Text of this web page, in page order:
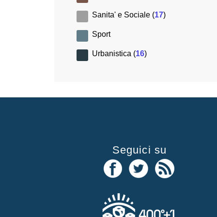
Sanita' e Sociale (17)
Sport
Urbanistica (16)
Seguici su